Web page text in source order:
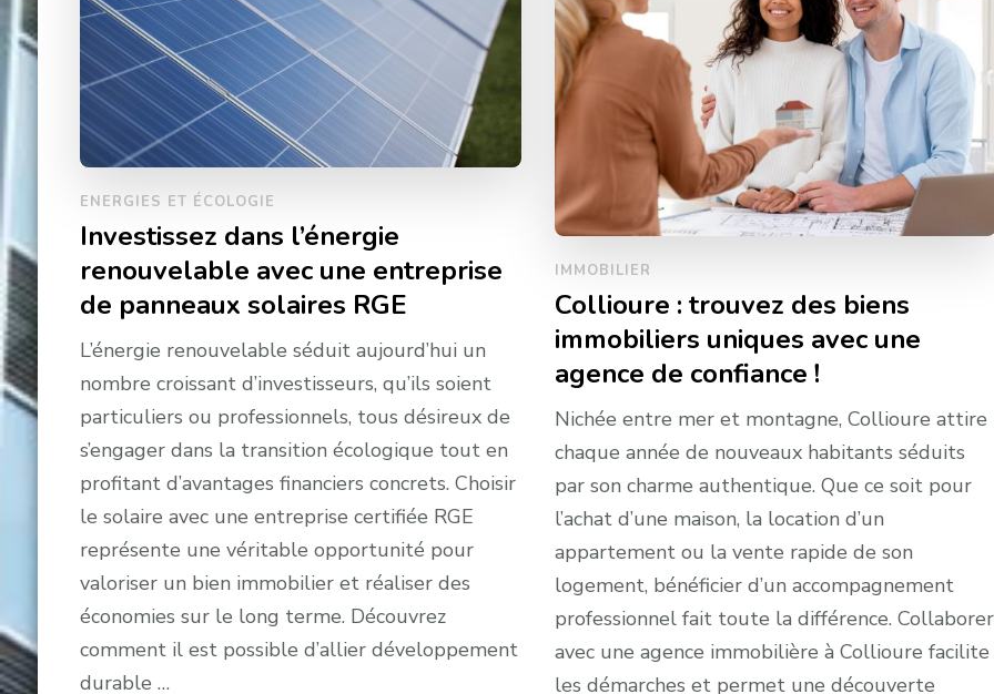
ENERGIES ET ÉCOLOGIE
Investissez dans l’énergie
renouvelable avec une entreprise
de panneaux solaires RGE
L’énergie renouvelable séduit aujourd’hui un
nombre croissant d’investisseurs, qu’ils soient
particuliers ou professionnels, tous désireux de
s’engager dans la transition écologique tout en
profitant d’avantages financiers concrets. Choisir
le solaire avec une entreprise certifiée RGE
représente une véritable opportunité pour
valoriser un bien immobilier et réaliser des
économies sur le long terme. Découvrez
comment il est possible d’allier développement
durable …
IMMOBILIER
Collioure : trouvez des biens
immobiliers uniques avec une
agence de confiance !
Nichée entre mer et montagne, Collioure attire
chaque année de nouveaux habitants séduits
par son charme authentique. Que ce soit pour
l’achat d’une maison, la location d’un
appartement ou la vente rapide de son
logement, bénéficier d’un accompagnement
professionnel fait toute la différence. Collaborer
avec une agence immobilière à Collioure facilite
les démarches et permet une découverte